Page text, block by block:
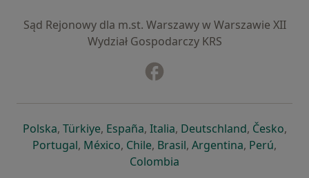
Sąd Rejonowy dla m.st. Warszawy w Warszawie XII
Wydział Gospodarczy KRS
Polskaotwiera się w nowej karcie
, Türkiyeotwiera się w nowej karcie
, Españaotwiera się w nowej karcie
, Italiaotwiera się w nowej
, Deutschlandotwiera się
, Česko,
Portugalotwiera się w nowej karcie
, Méxicootwiera się w nowej karcie
, Chileotwiera się w nowej karcie
, Brasilotwiera się w nowej
, Argentinaotwiera się
, Perú,
Colombia